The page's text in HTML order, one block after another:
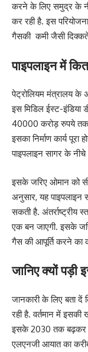
करने के लिए समुद्र के
कर रही है. इस
गैसकी कमी जैसी दिक्कतें
पाइपलाइन में
पेट्रोलियम मंत्रालय के
इस मिडिल ईस्ट-इंडिया
40000 करोड़ रुपये तक
इसका निर्माण कार्य
पाइपलाइन सागर के नीचे
इसके जरिए ओमान को
अनुसार, यह पाइपलाइन
सकती है. अंतर्राष्ट्रीय
एक बन जाएगी. इसके
गैस की आपूर्ति करने का
जानिए क्यों पड़ी
जानकारी के लिए बता दें
रही है. वर्तमान में
इसके 2030 तक बढ़कर
एलएनजी आयात का